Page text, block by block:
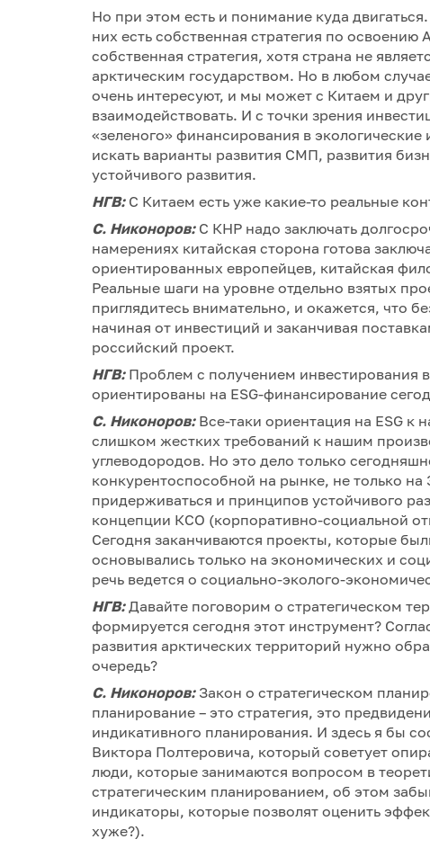
Но при этом есть и понимание куда
них есть собственная стратегия по
собственная стратегия, хотя страна не
арктическим государством. Но в любом
очень интересуют, и мы может с Китаем и
взаимодействовать. И с точки зрения
«зеленого» финансирования в
искать варианты развития СМП, развития
устойчивого развития.
НГВ:С Китаем есть уже какие-то реальные
С. Никоноров: С КНР надо заключать
намерениях китайская сторона готова
ориентированных европейцев, китайская
Реальные шаги на уровне отдельно взятых
приглядитесь внимательно, и окажется, что
начиная от инвестиций и заканчивая
российский проект.
НГВ: Проблем с получением инвестирования
ориентированы на ESG-финансирование
С. Никоноров:Все-таки ориентация на ESG к
слишком жестких требований к нашим
углеводородов. Но это дело только
конкурентоспособной на рынке, не только
придерживаться и принципов устойчивого
концепции КСО (корпоративно-социальной
Сегодня заканчиваются проекты, которые
основывались только на экономических и
речь ведется о социально-эколого-
НГВ:Давайте поговорим о стратегическом
формируется сегодня этот инструмент?
развития арктических территорий нужно
очередь?
С. Никоноров:Закон о стратегическом
планирование – это стратегия, это
индикативного планирования. И здесь я бы
Виктора Полтеровича, который советует
люди, которые занимаются вопросом в
стратегическим планированием, об этом
индикаторы, которые позволят оценить
хуже?).